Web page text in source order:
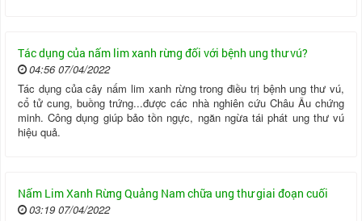
Tác dụng của nấm lim xanh rừng đối với bệnh ung thư vú?
04:56 07/04/2022
Tác dụng của cây nấm lim xanh rừng trong điều trị bệnh ung thư vú,
cổ tử cung, buồng trứng...được các nhà nghiên cứu Châu Âu chứng
minh. Công dụng giúp bảo tồn ngực, ngăn ngừa tái phát ung thư vú
hiệu quả.
Nấm Lim Xanh Rừng Quảng Nam chữa ung thư giai đoạn cuối
03:19 07/04/2022